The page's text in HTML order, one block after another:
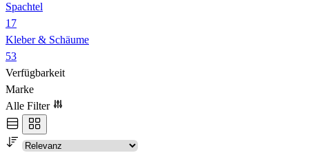
Spachtel
17
Kleber & Schäume
53
Verfügbarkeit
Marke
Alle Filter